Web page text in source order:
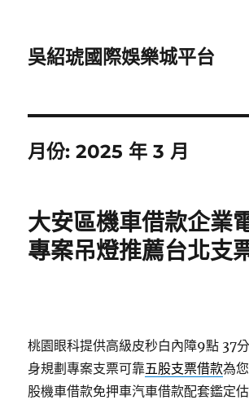
吳紹琥國際娛樂城平台
月份:2025 年 3 月
大安區機車借款企業
專案吊燈推薦台北支
桃園眼科提供高級皮秒白內障9點 37
身規劃專案支票可靠五股支票借款為
股機車借款免押車汽車借款配套鑑定